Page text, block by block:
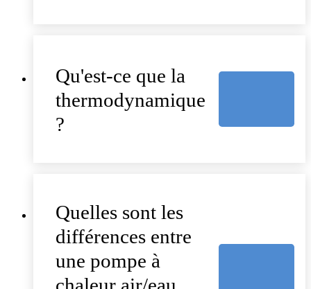
Qu'est-ce que la
thermodynamique
?
Quelles sont les
différences entre
une pompe à